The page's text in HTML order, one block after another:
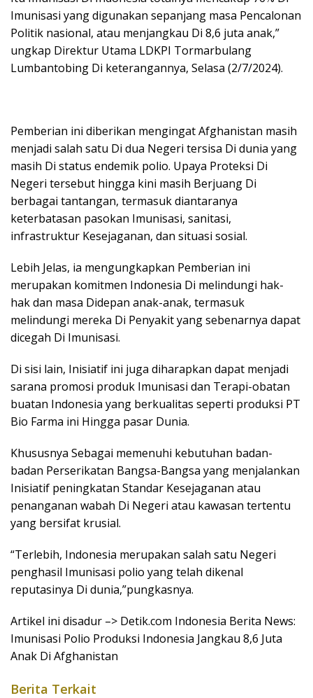
Imunisasi yang digunakan sepanjang masa Pencalonan
Politik nasional, atau menjangkau Di 8,6 juta anak,”
ungkap Direktur Utama LDKPI Tormarbulang
Lumbantobing Di keterangannya, Selasa (2/7/2024).
Pemberian ini diberikan mengingat Afghanistan masih
menjadi salah satu Di dua Negeri tersisa Di dunia yang
masih Di status endemik polio. Upaya Proteksi Di
Negeri tersebut hingga kini masih Berjuang Di
berbagai tantangan, termasuk diantaranya
keterbatasan pasokan Imunisasi, sanitasi,
infrastruktur Kesejaganan, dan situasi sosial.
Lebih Jelas, ia mengungkapkan Pemberian ini
merupakan komitmen Indonesia Di melindungi hak-
hak dan masa Didepan anak-anak, termasuk
melindungi mereka Di Penyakit yang sebenarnya dapat
dicegah Di Imunisasi.
Di sisi lain, Inisiatif ini juga diharapkan dapat menjadi
sarana promosi produk Imunisasi dan Terapi-obatan
buatan Indonesia yang berkualitas seperti produksi PT
Bio Farma ini Hingga pasar Dunia.
Khususnya Sebagai memenuhi kebutuhan badan-
badan Perserikatan Bangsa-Bangsa yang menjalankan
Inisiatif peningkatan Standar Kesejaganan atau
penanganan wabah Di Negeri atau kawasan tertentu
yang bersifat krusial.
“Terlebih, Indonesia merupakan salah satu Negeri
penghasil Imunisasi polio yang telah dikenal
reputasinya Di dunia,”pungkasnya.
Artikel ini disadur –> Detik.com Indonesia Berita News:
Imunisasi Polio Produksi Indonesia Jangkau 8,6 Juta
Anak Di Afghanistan
Berita Terkait